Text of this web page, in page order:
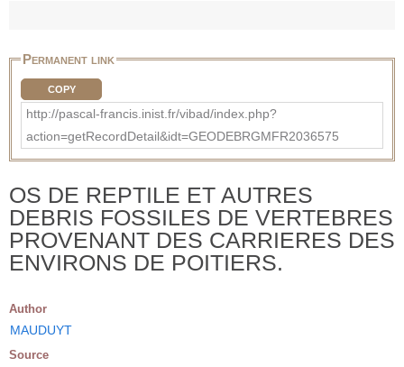
Permanent link
COPY
http://pascal-francis.inist.fr/vibad/index.php?
action=getRecordDetail&idt=GEODEBRGMFR2036575
OS DE REPTILE ET AUTRES
DEBRIS FOSSILES DE VERTEBRES
PROVENANT DES CARRIERES DES
ENVIRONS DE POITIERS.
Author
MAUDUYT
Source